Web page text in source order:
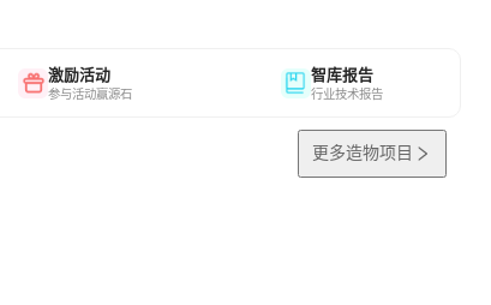
激励活动
参与活动赢源石
智库报告
行业技术报告
更多造物项目